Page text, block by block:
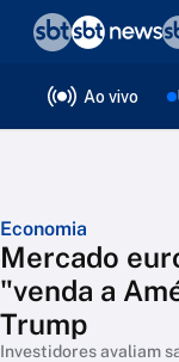
Ao vivo
Economia
Mercado
"venda a
Trump
Investidores avaliam
❮voltar